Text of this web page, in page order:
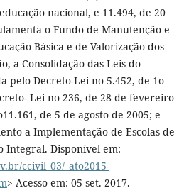
nacional, e 11.494, de 20
o Fundo de Manutenção e
Básica e de Valorização dos
a Consolidação das Leis do
pelo Decreto-Lei no 5.452, de 1o
Lei no 236, de 28 de fevereiro
de 5 de agosto de 2005; e
a Implementação de Escolas de
Integral. Disponível em:
ccivil_03/_ato2015-
> Acesso em: 05 set. 2017.